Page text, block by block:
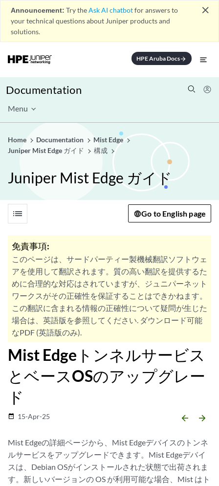
Announcement: Try theAsk AI chatbotfor answers to
your technical questions about Juniper products and
solutions.
close
HPE Aruba Docsarrow_forward
Documentation
Menu
Home Documentation
Mist Edge
Juniper Mist Edge ガイド
構成
Juniper Mist Edge ガイド
list Go to English page
免責事項:
このページは、サードパーティー製機械翻訳ソフトウェ
アを使用して翻訳されます。質の高い翻訳を提供するた
めに合理的な対応はされていますが、ジュニパーネット
ワークスがその正確性を保証することはできかねます。
この翻訳に含まれる情報の正確性について疑問が生じた
場合は、英語版を参照してください. ダウンロード可能
なPDF (英語版のみ).
Mist Edgeトンネルサービス
とベースOSのアップグレー
ド
date_range 15-Apr-25 arrow_backward arrow_forward
Mist Edgeの詳細ページから、Mist Edgeデバイスのトンネ
ルサービスをアップグレードできます。Mist Edgeデバイ
スは、Debian OSがインストールされた状態で出荷されま
す。新しいバージョンの OS が利用可能な場合、Mist はト